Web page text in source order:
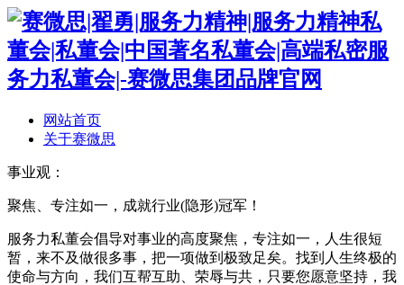
网站首页
关于赛微思
事业观：
聚焦、专注如一，成就行业(隐形)冠军！
服务力私董会倡导对事业的高度聚焦，专注如一，人生很短
暂，来不及做很多事，把一项做到极致足矣。找到人生终极的
使命与方向，我们互帮互助、荣辱与共，只要您愿意坚持，我